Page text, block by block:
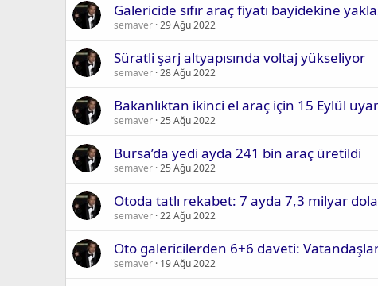
Galericide sıfır araç fiyatı bayidekine
semaver 29 Ağu 2022
Süratli şarj altyapısında voltaj yükseliyor
semaver 28 Ağu 2022
Bakanlıktan ikinci el araç için 15 Eylül
semaver 25 Ağu 2022
Bursa’da yedi ayda 241 bin araç üretildi
semaver 25 Ağu 2022
Otoda tatlı rekabet: 7 ayda 7,3 milyar
semaver 22 Ağu 2022
Oto galericilerden 6+6 daveti:
semaver 19 Ağu 2022